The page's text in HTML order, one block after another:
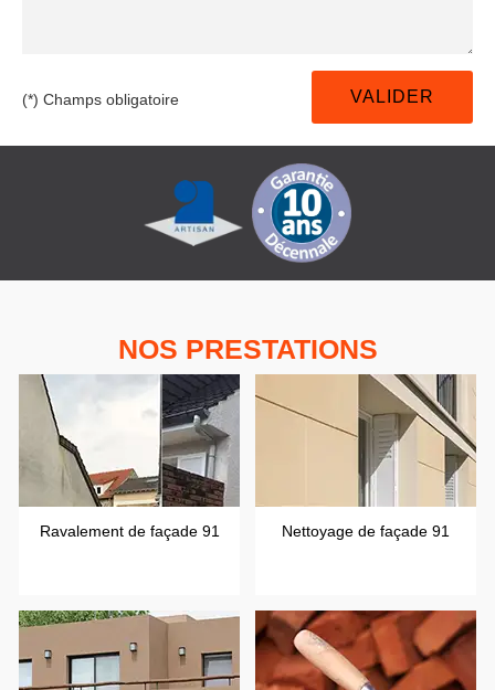
(*) Champs obligatoire
NOS PRESTATIONS
Ravalement de façade 91 Nettoyage de façade 91